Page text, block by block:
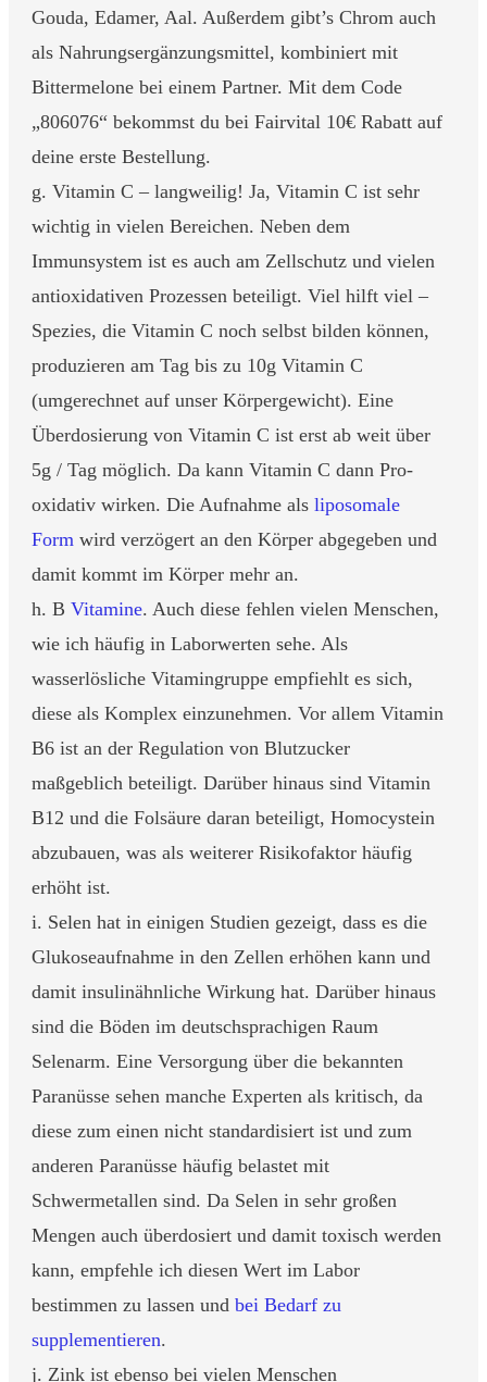
Gouda, Edamer, Aal. Außerdem gibt’s Chrom auch
als Nahrungsergänzungsmittel, kombiniert mit
Bittermelone bei einem Partner. Mit dem Code
„806076“ bekommst du bei Fairvital 10€ Rabatt auf
deine erste Bestellung.
g. Vitamin C – langweilig! Ja, Vitamin C ist sehr
wichtig in vielen Bereichen. Neben dem
Immunsystem ist es auch am Zellschutz und vielen
antioxidativen Prozessen beteiligt. Viel hilft viel –
Spezies, die Vitamin C noch selbst bilden können,
produzieren am Tag bis zu 10g Vitamin C
(umgerechnet auf unser Körpergewicht). Eine
Überdosierung von Vitamin C ist erst ab weit über
5g / Tag möglich. Da kann Vitamin C dann Pro-
oxidativ wirken. Die Aufnahme als liposomale
Form wird verzögert an den Körper abgegeben und
damit kommt im Körper mehr an.
h. B Vitamine. Auch diese fehlen vielen Menschen,
wie ich häufig in Laborwerten sehe. Als
wasserlösliche Vitamingruppe empfiehlt es sich,
diese als Komplex einzunehmen. Vor allem Vitamin
B6 ist an der Regulation von Blutzucker
maßgeblich beteiligt. Darüber hinaus sind Vitamin
B12 und die Folsäure daran beteiligt, Homocystein
abzubauen, was als weiterer Risikofaktor häufig
erhöht ist.
i. Selen hat in einigen Studien gezeigt, dass es die
Glukoseaufnahme in den Zellen erhöhen kann und
damit insulinähnliche Wirkung hat. Darüber hinaus
sind die Böden im deutschsprachigen Raum
Selenarm. Eine Versorgung über die bekannten
Paranüsse sehen manche Experten als kritisch, da
diese zum einen nicht standardisiert ist und zum
anderen Paranüsse häufig belastet mit
Schwermetallen sind. Da Selen in sehr großen
Mengen auch überdosiert und damit toxisch werden
kann, empfehle ich diesen Wert im Labor
bestimmen zu lassen und bei Bedarf zu
supplementieren.
j. Zink ist ebenso bei vielen Menschen